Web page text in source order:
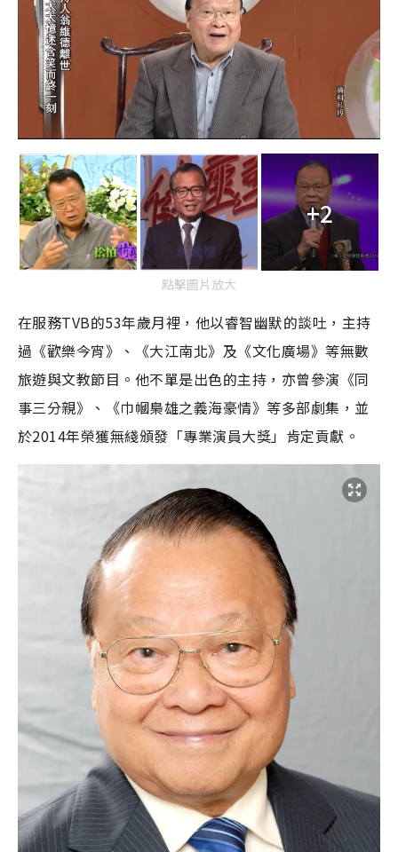
+2
點擊圖片放大
在服務TVB的53年歲月裡，他以睿智幽默的談吐，主持
過《歡樂今宵》、《大江南北》及《文化廣場》等無數
旅遊與文教節目。他不單是出色的主持，亦曾參演《同
事三分親》、《巾幗梟雄之義海豪情》等多部劇集，並
於2014年榮獲無綫頒發「專業演員大獎」肯定貢獻。